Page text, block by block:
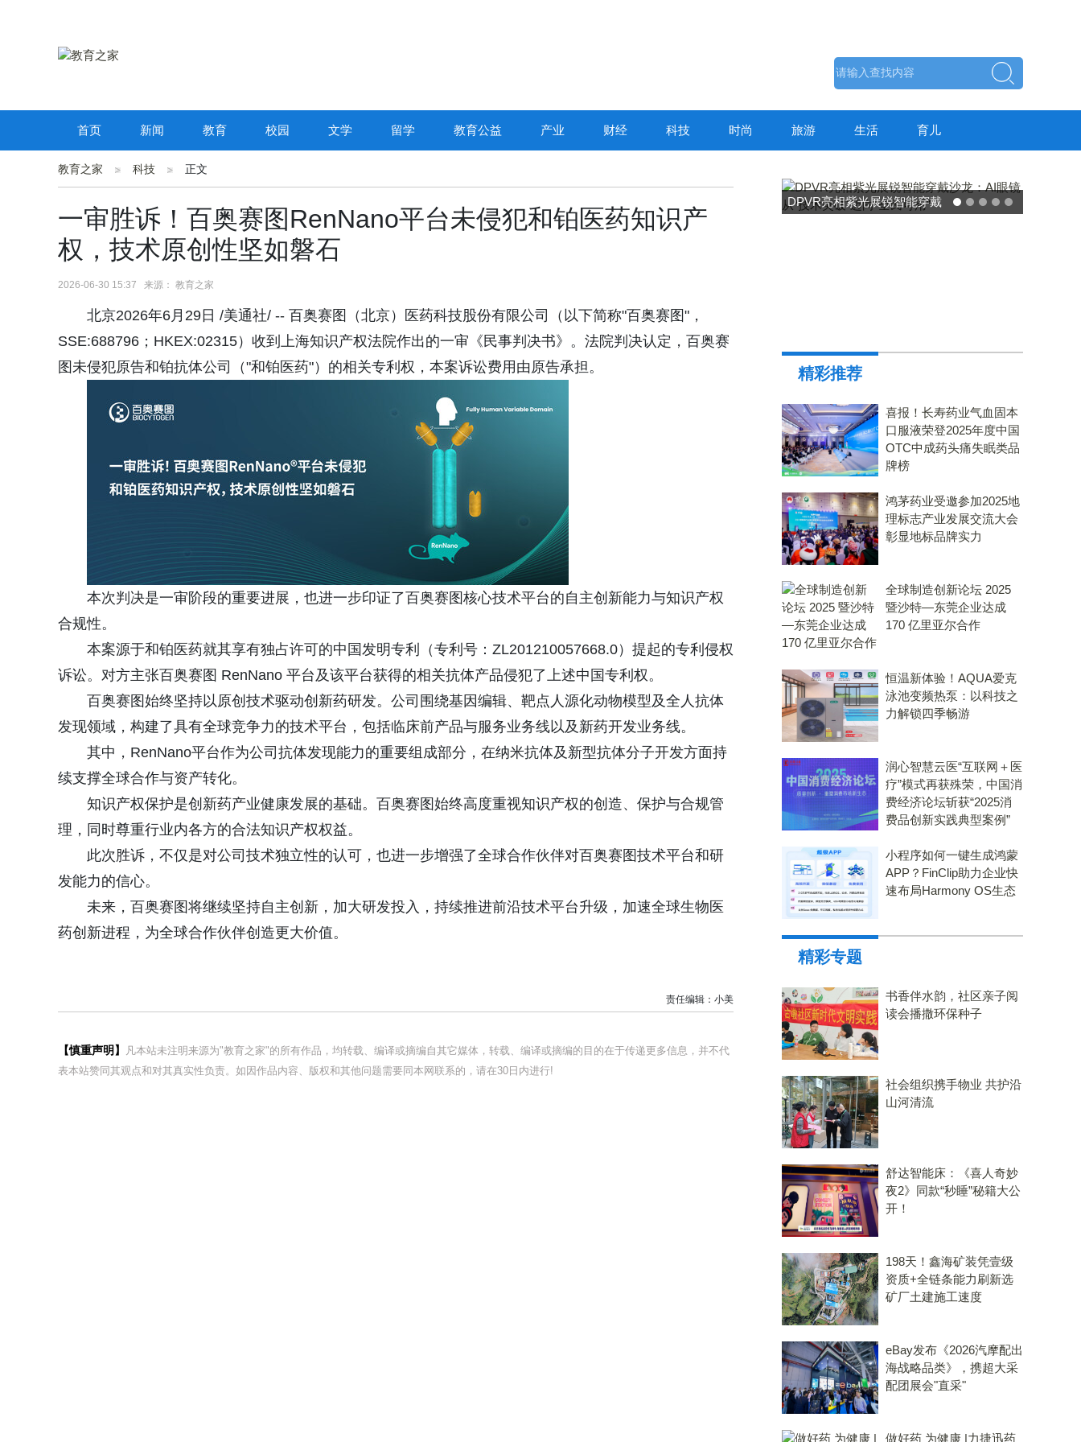
首页 新闻 教育 校园 文学 留学 教育公益 产业 财经 科技 时尚 旅游 生活 育儿
教育之家 科技 正文
一审胜诉！百奥赛图RenNano平台未侵犯和铂医药知识产
权，技术原创性坚如磐石
2026-06-30 15:37 来源： 教育之家
北京2026年6月29日 /美通社/ -- 百奥赛图（北京）医药科技股份有限公司（以下简称"百奥赛图"，
SSE:688796；HKEX:02315）收到上海知识产权法院作出的一审《民事判决书》。法院判决认定，百奥赛
图未侵犯原告和铂抗体公司（"和铂医药"）的相关专利权，本案诉讼费用由原告承担。
本次判决是一审阶段的重要进展，也进一步印证了百奥赛图核心技术平台的自主创新能力与知识产权
合规性。
本案源于和铂医药就其享有独占许可的中国发明专利（专利号：ZL201210057668.0）提起的专利侵权
诉讼。对方主张百奥赛图 RenNano 平台及该平台获得的相关抗体产品侵犯了上述中国专利权。
百奥赛图始终坚持以原创技术驱动创新药研发。公司围绕基因编辑、靶点人源化动物模型及全人抗体
发现领域，构建了具有全球竞争力的技术平台，包括临床前产品与服务业务线以及新药开发业务线。
其中，RenNano平台作为公司抗体发现能力的重要组成部分，在纳米抗体及新型抗体分子开发方面持
续支撑全球合作与资产转化。
知识产权保护是创新药产业健康发展的基础。百奥赛图始终高度重视知识产权的创造、保护与合规管
理，同时尊重行业内各方的合法知识产权权益。
此次胜诉，不仅是对公司技术独立性的认可，也进一步增强了全球合作伙伴对百奥赛图技术平台和研
发能力的信心。
未来，百奥赛图将继续坚持自主创新，加大研发投入，持续推进前沿技术平台升级，加速全球生物医
药创新进程，为全球合作伙伴创造更大价值。
责任编辑：小美
【慎重声明】
凡本站未注明来源为"教育之家"的所有作品，均转载、编译或摘编自其它媒体，转载、编译或摘编的目的在于传递更多信息，并不代
表本站赞同其观点和对其真实性负责。如因作品内容、版权和其他问题需要同本网联系的，请在30日内进行!
DPVR亮相紫光展锐智能穿戴
精彩推荐
喜报！长寿药业气血固本
口服液荣登2025年度中国
OTC中成药头痛失眠类品
牌榜
鸿茅药业受邀参加2025地
理标志产业发展交流大会
彰显地标品牌实力
全球制造创新论坛 2025
暨沙特—东莞企业达成
170 亿里亚尔合作
恒温新体验！AQUA爱克
泳池变频热泵：以科技之
力解锁四季畅游
润心智慧云医“互联网＋医
疗”模式再获殊荣，中国消
费经济论坛斩获“2025消
费品创新实践典型案例”
小程序如何一键生成鸿蒙
APP？FinClip助力企业快
速布局Harmony OS生态
精彩专题
书香伴水韵，社区亲子阅
读会播撒环保种子
社会组织携手物业 共护沿
山河清流
舒达智能床：《喜人奇妙
夜2》同款“秒睡”秘籍大公
开！
198天！鑫海矿装凭壹级
资质+全链条能力刷新选
矿厂土建施工速度
eBay发布《2026汽摩配出
海战略品类》，携超大采
配团展会"直采"
做好药 为健康 |力捷迅药